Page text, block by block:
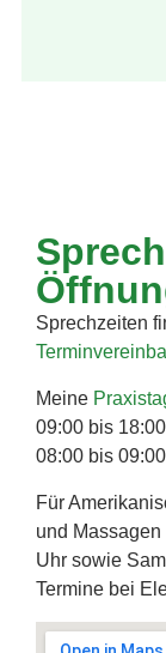
Sprechzeiten
Meine
09:00 bis
08:00 bis
Für
und
Uhr sowie
Termine bei